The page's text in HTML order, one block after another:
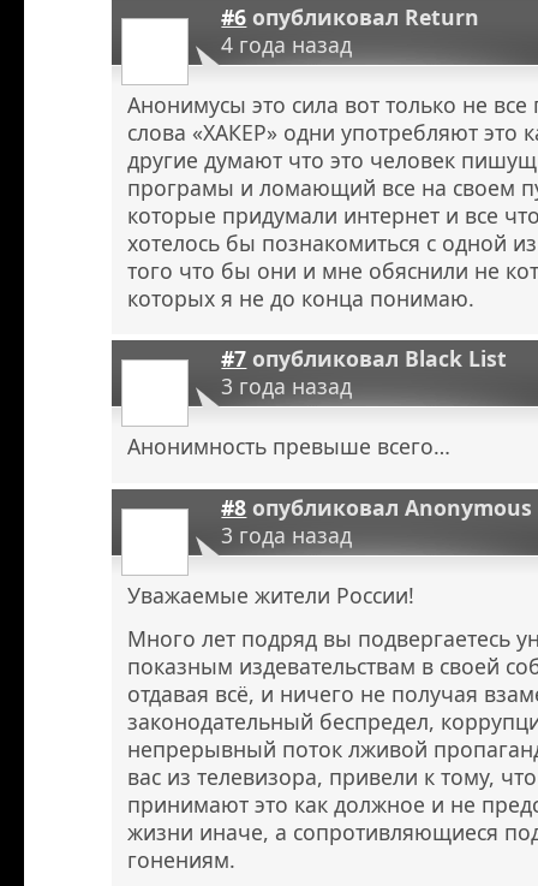
#6 опубликовал Return
4 года назад
Анонимусы это сила вот только не
слова «ХАКЕР» одни употребляют это
другие думают что это человек
програмы и ломающий все на своем
которые придумали интернет и все
хотелось бы познакомиться с одной
того что бы они и мне обяснили не
которых я не до конца понимаю.
#7 опубликовал Black List
3 года назад
Анонимность превыше всего…
#8 опубликовалAnonymous
3 года назад
Уважаемые жители России!
Много лет подряд вы подвергаетесь
показным издевательствам в своей
отдавая всё, и ничего не получая
законодательный беспредел,
непрерывный поток лживой
вас из телевизора, привели к тому,
принимают это как должное и не
жизни иначе, а сопротивляющиеся
гонениям.